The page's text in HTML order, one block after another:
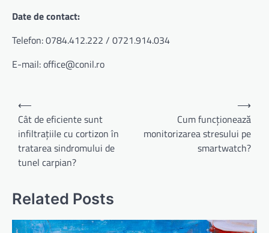
Date de contact:
Telefon: 0784.412.222 / 0721.914.034
E-mail:office@conil.ro
Navigare
în
articole
⟵
Cât de eficiente sunt
infiltrațiile cu cortizon în
tratarea sindromului de
tunel carpian?
Cum funcționează
monitorizarea stresului pe
smartwatch?
⟶
Related Posts